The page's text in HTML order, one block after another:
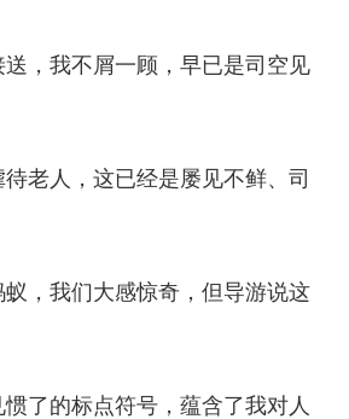
送，我不屑一顾，早已是司空见
老人，这已经是屡见不鲜、司
蚁，我们大感惊奇，但导游说这
了的标点符号，蕴含了我对人